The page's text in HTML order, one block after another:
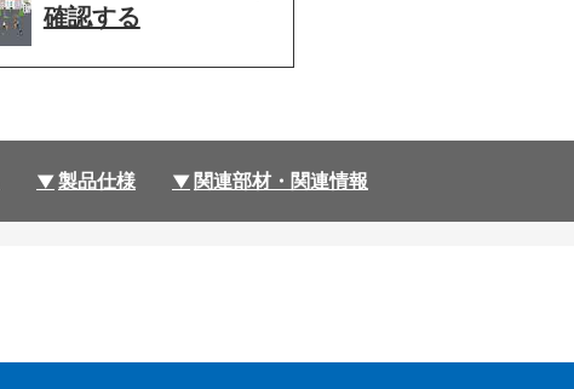
確認する
製品仕様 関連部材・関連情報